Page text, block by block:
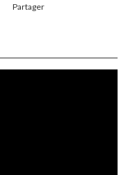
Partager